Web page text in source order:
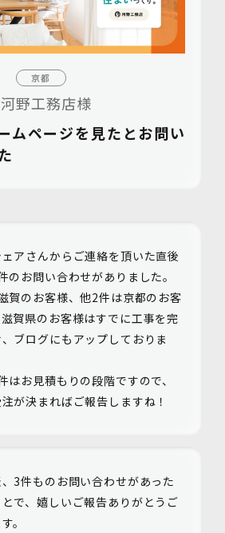
京都
河野工務店様
ムページを見たとお問い
アさんからご連絡を頂いた直後
のお問い合わせがありました。
賀のお客様、他2件は京都のお客
賀県のお客様はすでに工事を完
ブログにもアップしておりま
はお見積もりの段階ですので、
が決まればご報告しますね！
3件ものお問い合わせがあった
で、嬉しいご報告ありがとうご
。